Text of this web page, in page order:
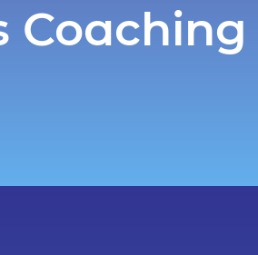
Coaching